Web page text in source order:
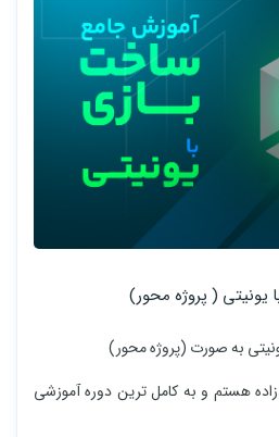
( پروژه محور)
به صورت (پروژه محور)
هستم و به کامل ترین دوره آموزشی